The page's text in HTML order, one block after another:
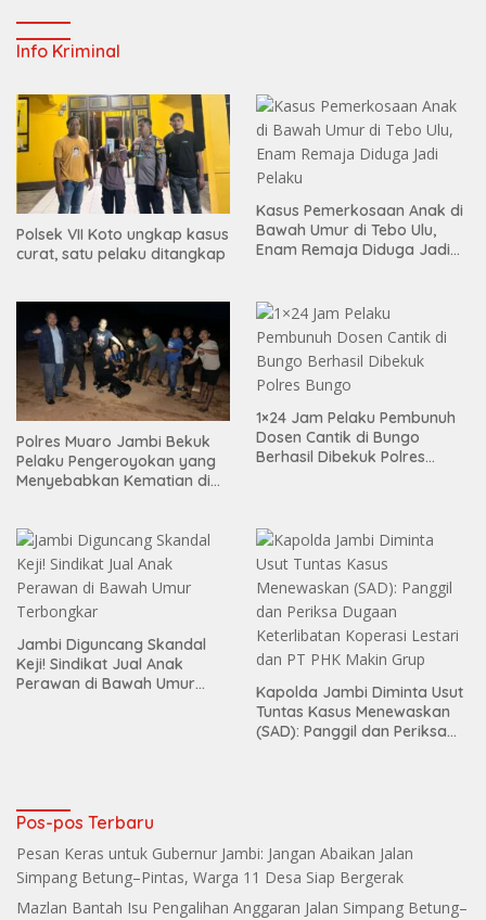
Info Kriminal
Polsek VII Koto ungkap kasus
curat, satu pelaku ditangkap
Kasus Pemerkosaan Anak di
Bawah Umur di Tebo Ulu,
Enam Remaja Diduga Jadi
Polres Muaro Jambi Bekuk
Pelaku Pengeroyokan yang
Menyebabkan Kematian di
1×24 Jam Pelaku Pembunuh
Dosen Cantik di Bungo
Berhasil Dibekuk Polres
Jambi Diguncang Skandal
Keji! Sindikat Jual Anak
Perawan di Bawah Umur
Kapolda Jambi Diminta Usut
Tuntas Kasus Menewaskan
(SAD): Panggil dan Periksa
Pos-pos Terbaru
Pesan Keras untuk Gubernur Jambi: Jangan Abaikan Jalan
Simpang Betung–Pintas, Warga 11 Desa Siap Bergerak
Mazlan Bantah Isu Pengalihan Anggaran Jalan Simpang Betung–